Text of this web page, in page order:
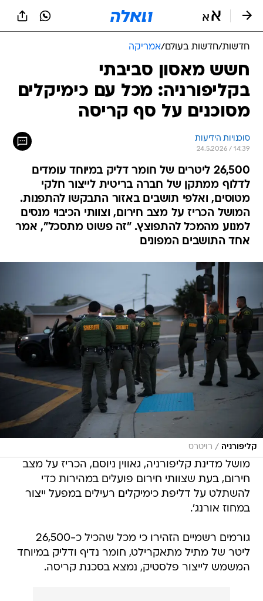
חדשות/חדשות בעולם/אמריקה
חשש מאסון סביבתי
בקליפורניה: מכל עם כימיקלים
מסוכנים על סף קריסה
סוכנויות הידיעות
24.5.2026 / 14:39
26,500 ליטרים של חומר דליק במיוחד עומדים
לדלוף ממתקן של חברה בריטית לייצור חלקי
מטוסים, ואלפי תושבים באזור התבקשו להתפנות.
המושל הכריז על מצב חירום, וצוותי הכיבוי מנסים
למנוע מהמכל להתפוצץ. "זה פשוט מתסכל", אמר
אחד התושבים המפונים
קליפורניה / רויטרס
מושל מדינת קליפורניה, גאווין ניוסם, הכריז על מצב
חירום, בעת שצוותי חירום פועלים במהירות כדי
להשתלט על דליפת כימיקלים רעילים במפעל ייצור
במחוז אורנג'.
גורמים רשמיים הזהירו כי מכל שהכיל כ-26,500
ליטר של מתיל מתאקרילט, חומר נדיף ודליק במיוחד
המשמש לייצור פלסטיק, נמצא בסכנת קריסה.